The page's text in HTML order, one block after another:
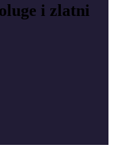
i zlatni